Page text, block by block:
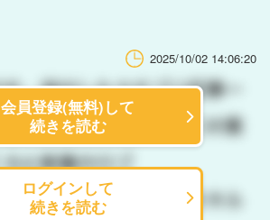
2025/10/02 14:06:20
会員登録(無料)して
続きを読む
ログインして
続きを読む